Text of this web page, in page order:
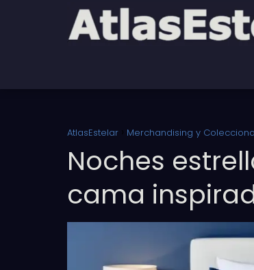
AtlasEstelar Merchandising y
Noches
cama